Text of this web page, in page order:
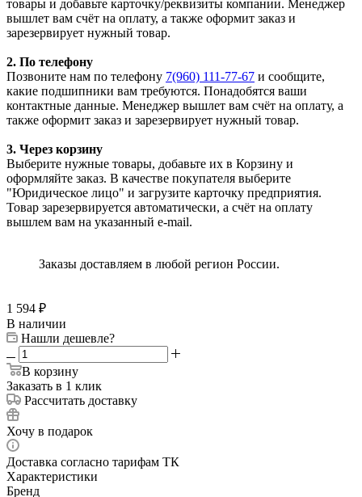
товары и добавьте карточку/реквизиты компании. Менеджер
вышлет вам счёт на оплату, а также оформит заказ и
зарезервирует нужный товар.
2. По телефону
Позвоните нам по телефону 7(960) 111-77-67 и сообщите,
какие подшипники вам требуются. Понадобятся ваши
контактные данные. Менеджер вышлет вам счёт на оплату, а
также оформит заказ и зарезервирует нужный товар.
3. Через корзину
Выберите нужные товары, добавьте их в Корзину и
оформляйте заказ. В качестве покупателя выберите
"Юридическое лицо" и загрузите карточку предприятия.
Товар зарезервируется автоматически, а счёт на оплату
вышлем вам на указанный e-mail.
Заказы доставляем в любой регион России.
1 594 ₽
В наличии
Нашли дешевле?
В корзину
Заказать в 1 клик
Рассчитать доставку
Хочу в подарок
Доставка согласно тарифам ТК
Характеристики
Бренд